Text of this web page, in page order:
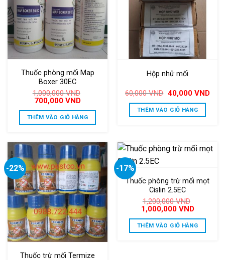
Thuốc phòng mối Map
Boxer 30EC
1,000,000VND
Giá
là:
1,000,000 VND.
700,000 VNDGiá
tại
là:
THÊM VÀO GIỎ HÀNG
Hộp nhử mối
60,000VND Giá
gốc
là:
60,000 VND.
40,000 VNDGiá
THÊM VÀO GIỎ HÀNG
-22%
Thuốc trừ mối Termize
-17%
Thuốc phòng trừ mối mọt
Cislin 2.5EC
1,200,000VND
Giá
gốc
là:
1,200,000 VND.
1,000,000 VNDGiá
tại
là:
THÊM VÀO GIỎ HÀNG